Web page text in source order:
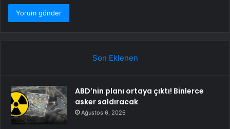
Son Eklenen
ABD’nin planı ortaya çıktı! Binlerce
asker saldıracak
Ağustos 6, 2026